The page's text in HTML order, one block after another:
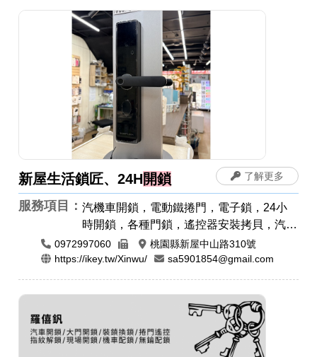
新屋生活鎖匠、24H開鎖
服務項目：汽機車開鎖，電動鐵捲門，電子鎖，24小
時開鎖，各種門鎖，遙控器安裝拷貝，汽車
開鎖，機車開鎖，指紋鎖，密碼鎖
0972997060
桃園縣新屋中山路310號
https://ikey.tw/Xinwu/
sa5901854@gmail.com
了解更多